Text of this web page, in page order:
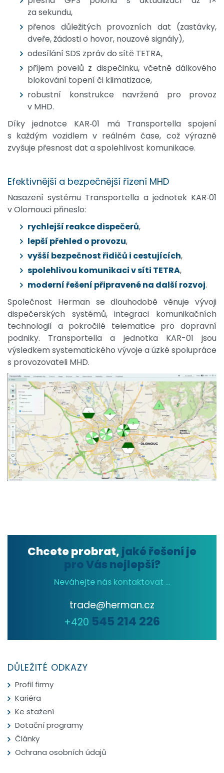
za sekundu,
přenos důležitých provozních dat (zastávky,
dveře, žádosti o hovor, nouzové signály),
odesílání SDS zpráv do sítě TETRA,
příjem povelů z dispečinku, včetně dálkového
blokování topení či klimatizace,
robustní konstrukce navržená pro provoz
v MHD.
Díky jednotce KAR‑01 má Transportella spojení
s každým vozidlem v reálném čase, což výrazně
zvyšuje přesnost dat a spolehlivost komunikace.
Efektivnější a bezpečnější řízení MHD
Nasazení systému Transportella a jednotek KAR‑01
v Olomouci přineslo:
rychlejší reakce dispečerů,
lepší přehled o provozu,
vyšší bezpečnost řidičů i cestujících,
spolehlivou komunikaci v síti TETRA,
moderní řešení připravené na další rozvoj.
Společnost Herman se dlouhodobě věnuje vývoji
dispečerských systémů, integraci komunikačních
technologií a pokročilé telematice pro dopravní
podniky. Transportella a jednotka KAR-01 jsou
výsledkem systematického vývoje a úzké spolupráce
s provozovateli MHD.
Chcete probrat,jaké řešení je
pro Vás nejlepší?
Neváhejte nás kontaktovat ...
trade@herman.cz
+420 545 214 226
DŮLEŽITÉ ODKAZY
Profil firmy
Kariéra
Ke stažení
Dotační programy
Články
Ochrana osobních údajů